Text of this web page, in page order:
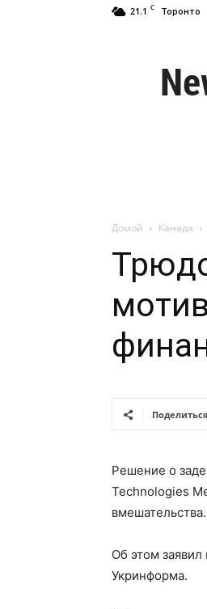
21.1 C Торонто
Домой Канада
Поделиться
Решение о
Technologies
вмешательства.
Об этом
Укринформа.